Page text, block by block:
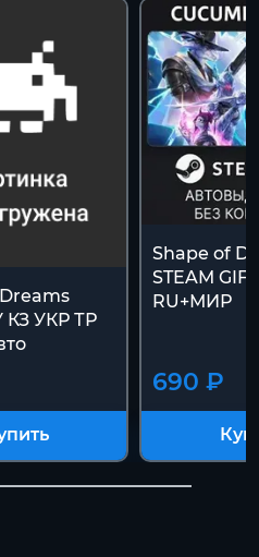
КЗ УКР ТР
Shape of
STEAM
RU+МИР
690 ₽